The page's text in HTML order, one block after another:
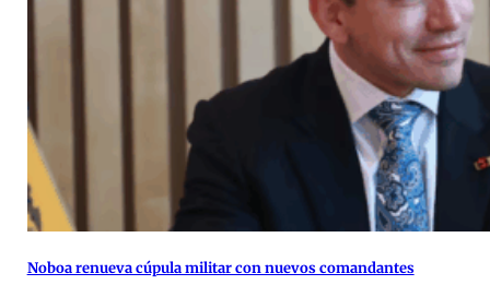
Noboa renueva cúpula militar con nuevos comandantes